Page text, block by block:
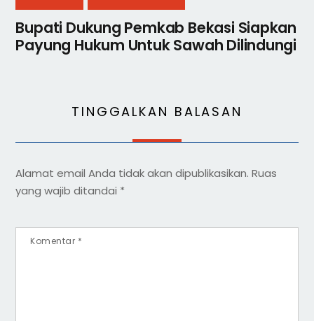
Bupati Dukung Pemkab Bekasi Siapkan
Payung Hukum Untuk Sawah Dilindungi
TINGGALKAN BALASAN
Alamat email Anda tidak akan dipublikasikan. Ruas
yang wajib ditandai *
Komentar *